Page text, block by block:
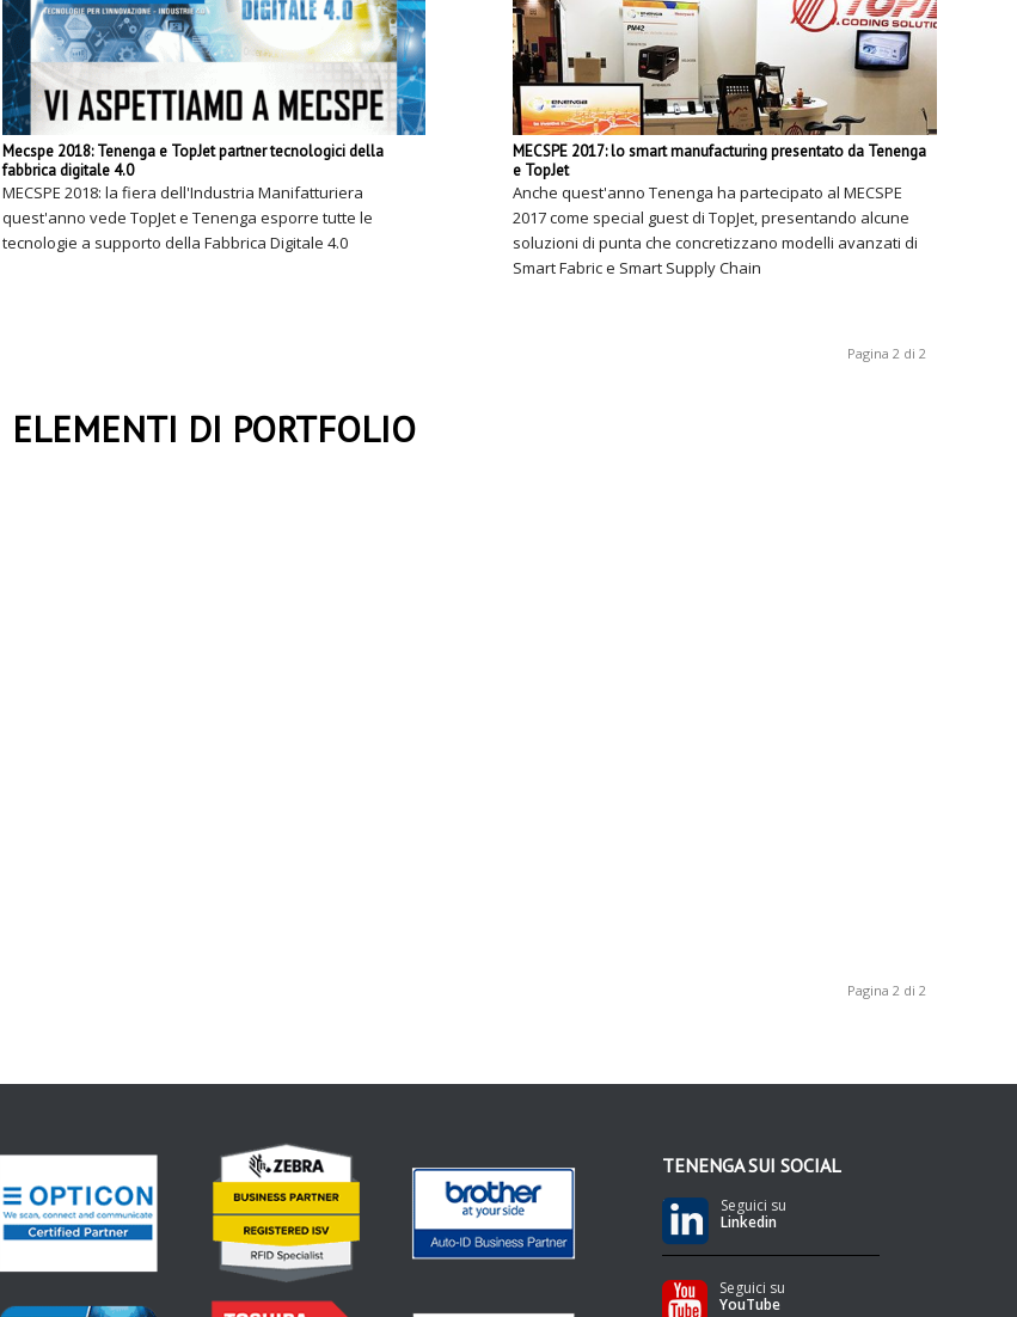
Mecspe 2018: Tenenga e TopJet partner tecnologici della
fabbrica digitale 4.0
MECSPE 2018: la fiera dell'Industria Manifatturiera
quest'anno vede TopJet e Tenenga esporre tutte le
tecnologie a supporto della Fabbrica Digitale 4.0
MECSPE 2017: lo smart manufacturing presentato da Tenenga
e TopJet
Anche quest'anno Tenenga ha partecipato al MECSPE
2017 come special guest di TopJet, presentando alcune
soluzioni di punta che concretizzano modelli avanzati di
Smart Fabric e Smart Supply Chain
Pagina 2 di 2
ELEMENTI DI PORTFOLIO
Pagina 2 di 2
TENENGA SUI SOCIAL
Seguici su
Linkedin
Seguici su
YouTube